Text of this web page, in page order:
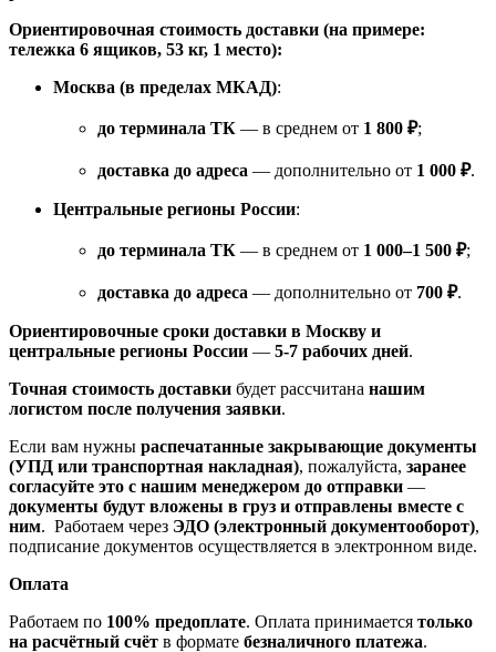
Ориентировочная стоимость доставки (на примере:
тележка 6 ящиков, 53 кг, 1 место):
Москва (в пределах МКАД):
до терминала ТК — в среднем от 1 800 ₽;
доставка до адреса — дополнительно от 1 000 ₽.
Центральные регионы России:
до терминала ТК — в среднем от 1 000–1 500 ₽;
доставка до адреса — дополнительно от 700 ₽.
Ориентировочные сроки доставки в Москву и
центральные регионы России — 5-7 рабочих дней.
Точная стоимость доставки будет рассчитана нашим
логистом после получения заявки.
Если вам нужны распечатанные закрывающие документы
(УПД или транспортная накладная), пожалуйста, заранее
согласуйте это с нашим менеджером до отправки —
документы будут вложены в груз и отправлены вместе с
ним. Работаем через ЭДО (электронный документооборот),
подписание документов осуществляется в электронном виде.
Оплата
Работаем по 100% предоплате. Оплата принимается только
на расчётный счёт в формате безналичного платежа.